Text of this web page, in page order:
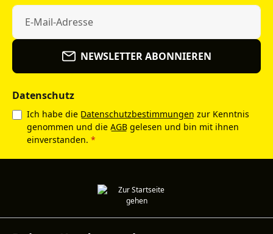
NEWSLETTER ABONNIEREN
Datenschutz
Ich habe die Datenschutzbestimmungen zur Kenntnis
genommen und die AGB gelesen und bin mit ihnen
einverstanden. *